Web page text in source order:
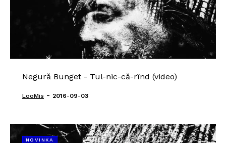
Negură Bunget - Tul-nic-că-rînd (video)
LooMis - 2016-09-03
NOVINKA